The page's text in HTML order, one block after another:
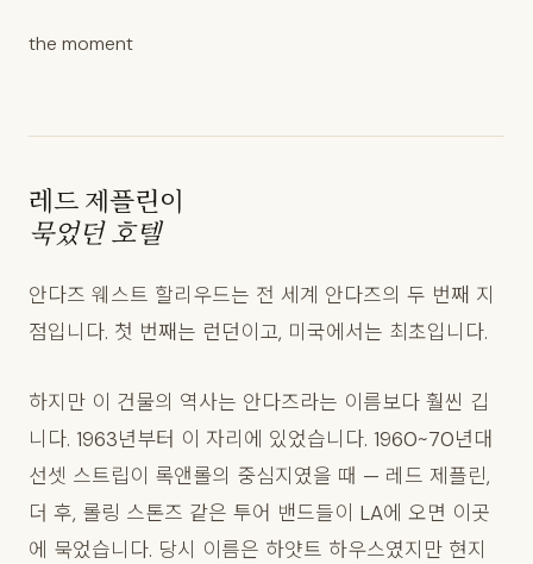
the moment
레드 제플린이
묵었던 호텔
안다즈 웨스트 할리우드는 전 세계 안다즈의 두 번째 지
점입니다. 첫 번째는 런던이고, 미국에서는 최초입니다.
하지만 이 건물의 역사는 안다즈라는 이름보다 훨씬 깁
니다. 1963년부터 이 자리에 있었습니다. 1960~70년대
선셋 스트립이 록앤롤의 중심지였을 때 — 레드 제플린,
더 후, 롤링 스톤즈 같은 투어 밴드들이 LA에 오면 이곳
에 묵었습니다. 당시 이름은 하얏트 하우스였지만 현지